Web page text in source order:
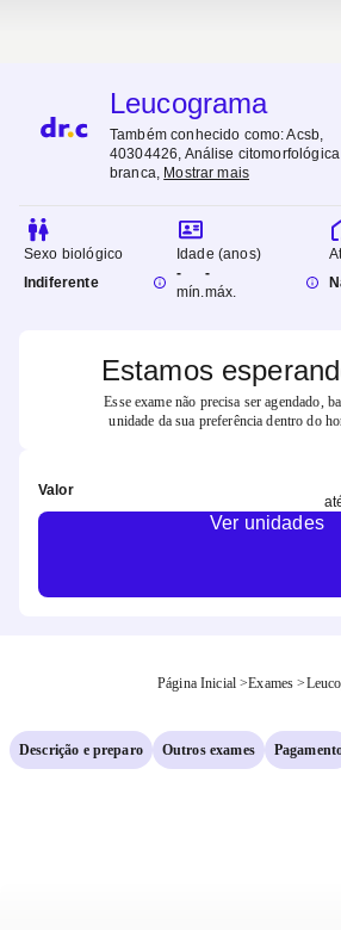
Leucograma
Também conhecido como:Acsb,
40304426, Análise
branca, Mostrar mais
Sexo biológico
Indiferente
Idade (anos)
-
mín.
-
máx.
Estamos
Esse exame não precisa ser agendado,
unidade da sua preferência dentro do
Valor
Ver unidades
Página Inicial >Exames >
Descrição e preparo Outros exames